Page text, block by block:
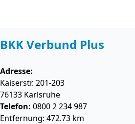
BKK Verbund Plus
Adresse:
Kaiserstr. 201-203
76133 Karlsruhe
Telefon: 0800 2 234 987
Entfernung: 472.73 km